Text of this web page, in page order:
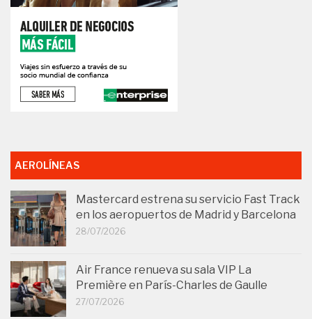
AEROLÍNEAS
Mastercard estrena su servicio Fast Track
en los aeropuertos de Madrid y Barcelona
28/07/2026
Air France renueva su sala VIP La
Première en París-Charles de Gaulle
27/07/2026